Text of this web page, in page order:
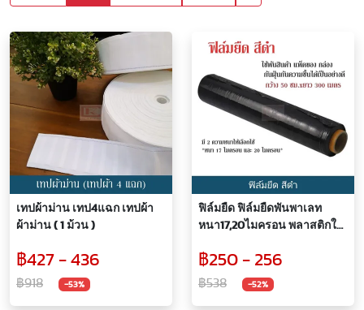
เทปผ้าม่าน เทป4แฉก เทปผ้า
ผ้าม่าน ( 1 ม้วน )
฿427 - 436
฿918 -53%
ฟิล์มยืด ฟิล์มยืดพันพาเลท
หนา17,20ไมครอน พลาสติกใส
(กว้าง50ซม.ยาว300ม.) คุ้มค้า
คุ้มราคา!! พลาสติกกันกระแทก
ฟิล์มหดรัดสินค้า
฿250 - 256
฿538 -52%